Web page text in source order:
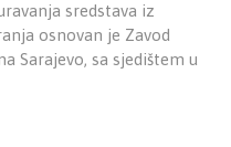
sredstava iz
osnovan je Zavod
Sarajevo, sa sjedištem u